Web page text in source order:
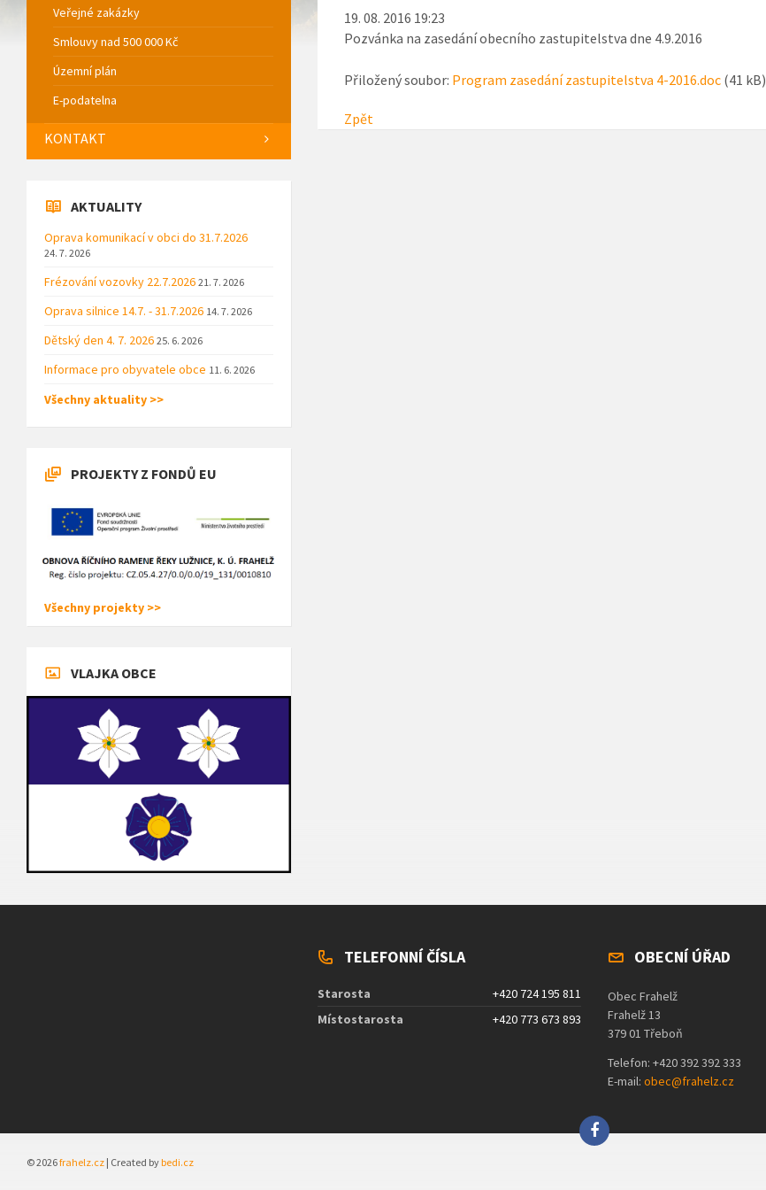
19. 08. 2016 19:23
Pozvánka na zasedání obecního zastupitelstva dne 4.9.2016
Přiložený soubor: Program zasedání zastupitelstva 4-2016.doc(41 kB)
Zpět
Veřejné zakázky
Smlouvy nad 500 000 Kč
Územní plán
E-podatelna
KONTAKT
AKTUALITY
Oprava komunikací v obci do 31.7.2026
24. 7. 2026
Frézování vozovky 22.7.2026 21. 7. 2026
Oprava silnice 14.7. - 31.7.2026 14. 7. 2026
Dětský den 4. 7. 2026 25. 6. 2026
Informace pro obyvatele obce 11. 6. 2026
Všechny aktuality >>
PROJEKTY Z FONDŮ EU
Všechny projekty >>
VLAJKA OBCE
TELEFONNÍ ČÍSLA
Starosta
+420 724 195 811
Místostarosta
+420 773 673 893
OBECNÍ ÚŘAD
Obec Frahelž
Frahelž 13
379 01 Třeboň
Telefon: +420 392 392 333
E-mail: obec@frahelz.cz
© 2026frahelz.cz | Created bybedi.cz